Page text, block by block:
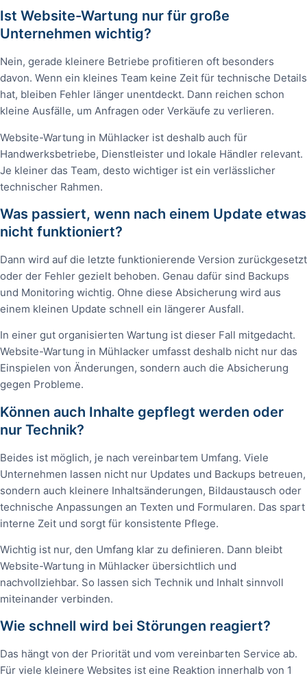
Ist Website-Wartung nur für große
Unternehmen wichtig?
Nein, gerade kleinere Betriebe profitieren oft besonders
davon. Wenn ein kleines Team keine Zeit für technische Details
hat, bleiben Fehler länger unentdeckt. Dann reichen schon
kleine Ausfälle, um Anfragen oder Verkäufe zu verlieren.
Website-Wartung in Mühlacker ist deshalb auch für
Handwerksbetriebe, Dienstleister und lokale Händler relevant.
Je kleiner das Team, desto wichtiger ist ein verlässlicher
technischer Rahmen.
Was passiert, wenn nach einem Update etwas
nicht funktioniert?
Dann wird auf die letzte funktionierende Version zurückgesetzt
oder der Fehler gezielt behoben. Genau dafür sind Backups
und Monitoring wichtig. Ohne diese Absicherung wird aus
einem kleinen Update schnell ein längerer Ausfall.
In einer gut organisierten Wartung ist dieser Fall mitgedacht.
Website-Wartung in Mühlacker umfasst deshalb nicht nur das
Einspielen von Änderungen, sondern auch die Absicherung
gegen Probleme.
Können auch Inhalte gepflegt werden oder
nur Technik?
Beides ist möglich, je nach vereinbartem Umfang. Viele
Unternehmen lassen nicht nur Updates und Backups betreuen,
sondern auch kleinere Inhaltsänderungen, Bildaustausch oder
technische Anpassungen an Texten und Formularen. Das spart
interne Zeit und sorgt für konsistente Pflege.
Wichtig ist nur, den Umfang klar zu definieren. Dann bleibt
Website-Wartung in Mühlacker übersichtlich und
nachvollziehbar. So lassen sich Technik und Inhalt sinnvoll
miteinander verbinden.
Wie schnell wird bei Störungen reagiert?
Das hängt von der Priorität und vom vereinbarten Service ab.
Für viele kleinere Websites ist eine Reaktion innerhalb von 1